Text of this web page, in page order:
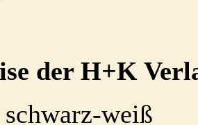
der H+K
schwarz-